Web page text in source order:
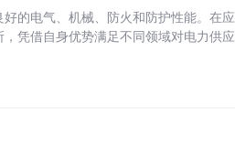
的电气、机械、防火和防护性能。在应
凭借自身优势满足不同领域对电力供应